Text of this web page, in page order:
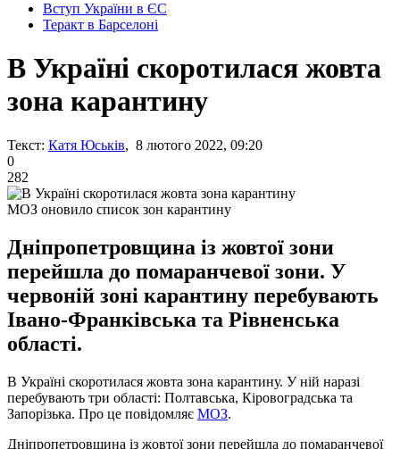
Вступ України в ЄС
Теракт в Барселоні
В Україні скоротилася жовта
зона карантину
Текст: Катя Юськів, 8 лютого 2022, 09:20
0
282
МОЗ оновило список зон карантину
Дніпропетровщина із жовтої зони
перейшла до помаранчевої зони. У
червоній зоні карантину перебувають
Івано-Франківська та Рівненська
області.
В Україні скоротилася жовта зона карантину. У ній наразі
перебувають три області: Полтавська, Кіровоградська та
Запорізька. Про це повідомляє МОЗ.
Дніпропетровщина із жовтої зони перейшла до помаранчевої